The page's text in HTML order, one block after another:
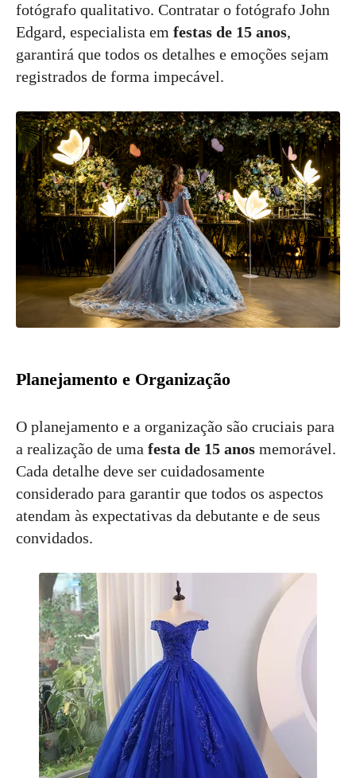
fotógrafo qualitativo. Contratar o fotógrafo John
Edgard, especialista em festas de 15 anos,
garantirá que todos os detalhes e emoções sejam
registrados de forma impecável.
Planejamento e Organização
O planejamento e a organização são cruciais para
a realização de uma festa de 15 anos memorável.
Cada detalhe deve ser cuidadosamente
considerado para garantir que todos os aspectos
atendam às expectativas da debutante e de seus
convidados.